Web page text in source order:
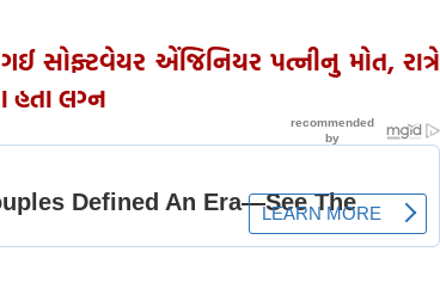
સોફ્ટવેયર એંજિનિયર પત્નીનુ મોત, રાત્રે
હતા લગ્ન